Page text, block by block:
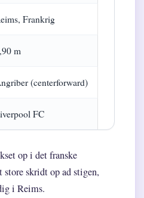
Frankrig
m
(centerforward)
FC
op i det franske
store skridt op ad stigen,
i Reims.